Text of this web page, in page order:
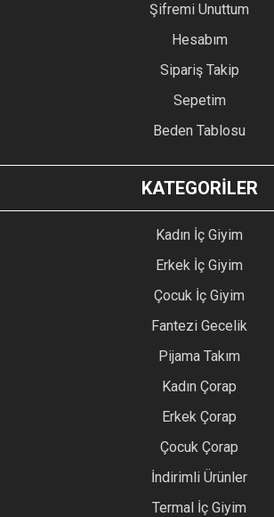
Şifremi Unuttum
Hesabım
Sipariş Takip
Sepetim
Beden Tablosu
KATEGORİLER
Kadın İç Giyim
Erkek İç Giyim
Çocuk İç Giyim
Fantezi Gecelik
Pijama Takım
Kadın Çorap
Erkek Çorap
Çocuk Çorap
İndirimli Ürünler
Termal İç Giyim